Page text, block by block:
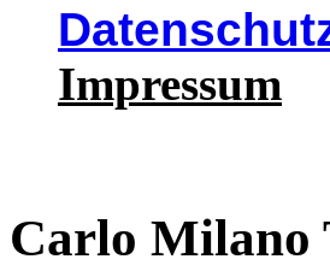
Impressum
Carlo Milano